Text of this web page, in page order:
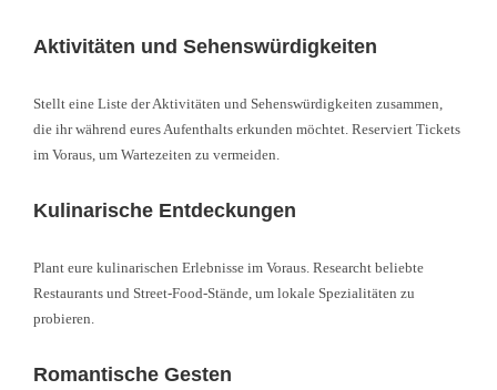
Aktivitäten und Sehenswürdigkeiten
Stellt eine Liste der Aktivitäten und Sehenswürdigkeiten zusammen,
die ihr während eures Aufenthalts erkunden möchtet. Reserviert Tickets
im Voraus, um Wartezeiten zu vermeiden.
Kulinarische Entdeckungen
Plant eure kulinarischen Erlebnisse im Voraus. Researcht beliebte
Restaurants und Street-Food-Stände, um lokale Spezialitäten zu
probieren.
Romantische Gesten